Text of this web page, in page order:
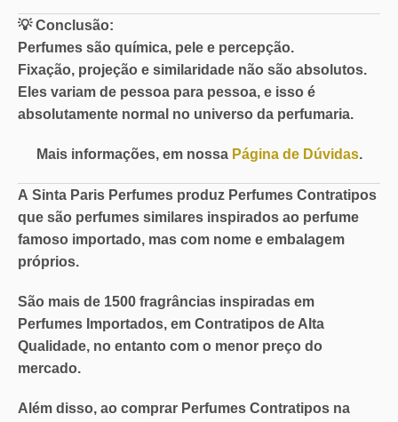
💡Conclusão:
Perfumes são química, pele e percepção.
Fixação, projeção e similaridade não são absolutos.
Eles variam de pessoa para pessoa, e isso é
absolutamente normal no universo da perfumaria.
Mais informações, em nossa Página de Dúvidas.
A Sinta Paris Perfumes produz Perfumes Contratipos
que são perfumes similares inspirados ao perfume
famoso importado, mas com nome e embalagem
próprios.
São mais de 1500 fragrâncias inspiradas em
Perfumes Importados, em Contratipos de Alta
Qualidade, no entanto com o menor preço do
mercado.
Além disso, ao comprar Perfumes Contratipos na